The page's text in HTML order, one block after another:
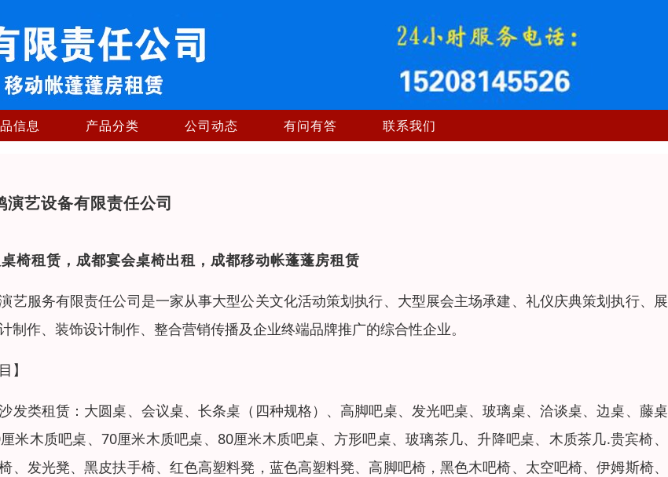
信息 产品分类 公司动态 有问有答 联系我们
演艺设备有限责任公司
椅租赁，成都宴会桌椅出租，成都移动帐蓬蓬房租赁
艺服务有限责任公司是一家从事大型公关文化活动策划执行、大型展会主场承建、礼仪庆典策划执行、
制作、装饰设计制作、整合营销传播及企业终端品牌推广的综合性企业。
】
发类租赁：大圆桌、会议桌、长条桌（四种规格）、高脚吧桌、发光吧桌、玻璃桌、洽谈桌、边桌、藤
米木质吧桌、70厘米木质吧桌、80厘米木质吧桌、方形吧桌、玻璃茶几、升降吧桌、木质茶几.贵宾椅
、发光凳、黑皮扶手椅、红色高塑料凳，蓝色高塑料凳、高脚吧椅，黑色木吧椅、太空吧椅、伊姆斯椅